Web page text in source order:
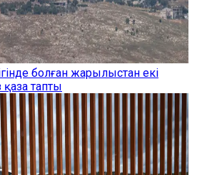
болған жарылыстан екі
қаза тапты